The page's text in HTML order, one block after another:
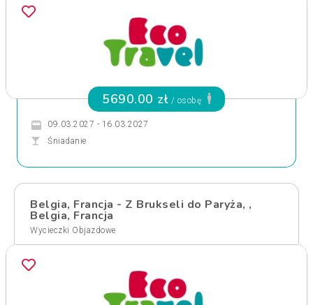
5690.00 zł / osobę
09.03.2027 - 16.03.2027
Śniadanie
Belgia, Francja - Z Brukseli do Paryża, ,
Belgia, Francja
Wycieczki Objazdowe